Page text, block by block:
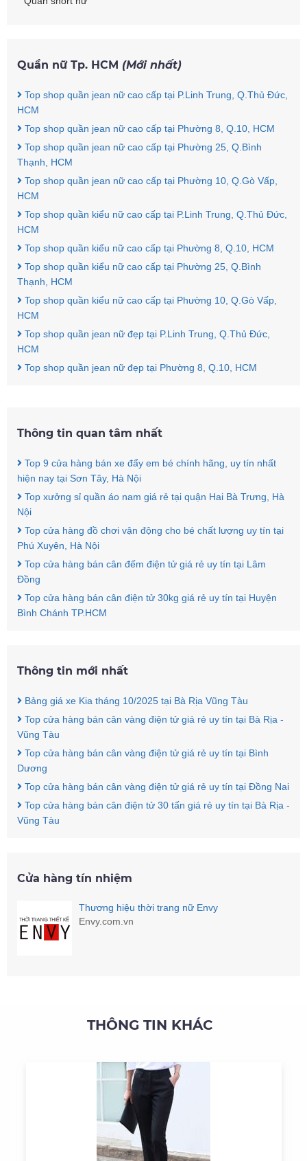
Quần nữ Tp. HCM (Mới nhất)
Top shop quần jean nữ cao cấp tại P.Linh Trung, Q.Thủ Đức,
HCM
Top shop quần jean nữ cao cấp tại Phường 8, Q.10, HCM
Top shop quần jean nữ cao cấp tại Phường 25, Q.Bình
Thạnh, HCM
Top shop quần jean nữ cao cấp tại Phường 10, Q.Gò Vấp,
HCM
Top shop quần kiểu nữ cao cấp tại P.Linh Trung, Q.Thủ Đức,
HCM
Top shop quần kiểu nữ cao cấp tại Phường 8, Q.10, HCM
Top shop quần kiểu nữ cao cấp tại Phường 25, Q.Bình
Thạnh, HCM
Top shop quần kiểu nữ cao cấp tại Phường 10, Q.Gò Vấp,
HCM
Top shop quần jean nữ đẹp tại P.Linh Trung, Q.Thủ Đức,
HCM
Top shop quần jean nữ đẹp tại Phường 8, Q.10, HCM
Thông tin quan tâm nhất
Top 9 cửa hàng bán xe đẩy em bé chính hãng, uy tín nhất
hiện nay tại Sơn Tây, Hà Nội
Top xưởng sỉ quần áo nam giá rẻ tại quận Hai Bà Trưng, Hà
Nội
Top cửa hàng đồ chơi vận động cho bé chất lượng uy tín tại
Phú Xuyên, Hà Nội
Top cửa hàng bán cân đếm điện tử giá rẻ uy tín tại Lâm
Đồng
Top cửa hàng bán cân điện tử 30kg giá rẻ uy tín tại Huyện
Bình Chánh TP.HCM
Thông tin mới nhất
Bảng giá xe Kia tháng 10/2025 tại Bà Rịa Vũng Tàu
Top cửa hàng bán cân vàng điện tử giá rẻ uy tín tại Bà Rịa -
Vũng Tàu
Top cửa hàng bán cân vàng điện tử giá rẻ uy tín tại Bình
Dương
Top cửa hàng bán cân vàng điện tử giá rẻ uy tín tại Đồng Nai
Top cửa hàng bán cân điện tử 30 tấn giá rẻ uy tín tại Bà Rịa -
Vũng Tàu
Cửa hàng tín nhiệm
Thương hiệu thời trang nữ Envy
Envy.com.vn
THÔNG TIN KHÁC